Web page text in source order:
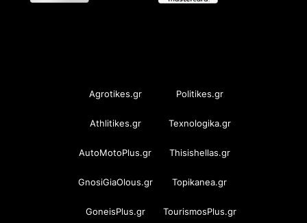
Agrotikes.gr Politikes.gr
Athlitikes.gr Texnologika.gr
AutoMotoPlus.gr Thisishellas.gr
GnosiGiaOlous.gr Topikanea.gr
GoneisPlus.gr TourismosPlus.gr